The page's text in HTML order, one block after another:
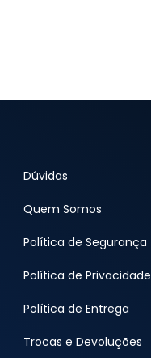
Dúvidas
Quem Somos
Política de Segurança
Política de Privacidade
Política de Entrega
Trocas e Devoluções